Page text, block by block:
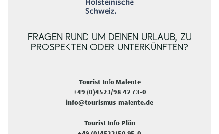
FRAGEN RUND UM DEINEN URLAUB, ZU
PROSPEKTEN ODER UNTERKÜNFTEN?
Tourist Info Malente
+49 (0)4523/98 42 73-0
info@tourismus-malente.de
Tourist Info Plön